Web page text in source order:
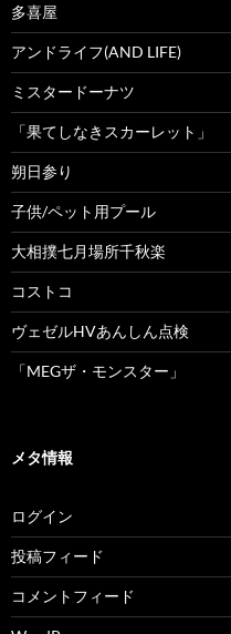
多喜屋
アンドライフ(AND LIFE)
ミスタードーナツ
「果てしなきスカーレット」
朔日参り
子供/ペット用プール
大相撲七月場所千秋楽
コストコ
ヴェゼルHVあんしん点検
「MEGザ・モンスター」
メタ情報
ログイン
投稿フィード
コメントフィード